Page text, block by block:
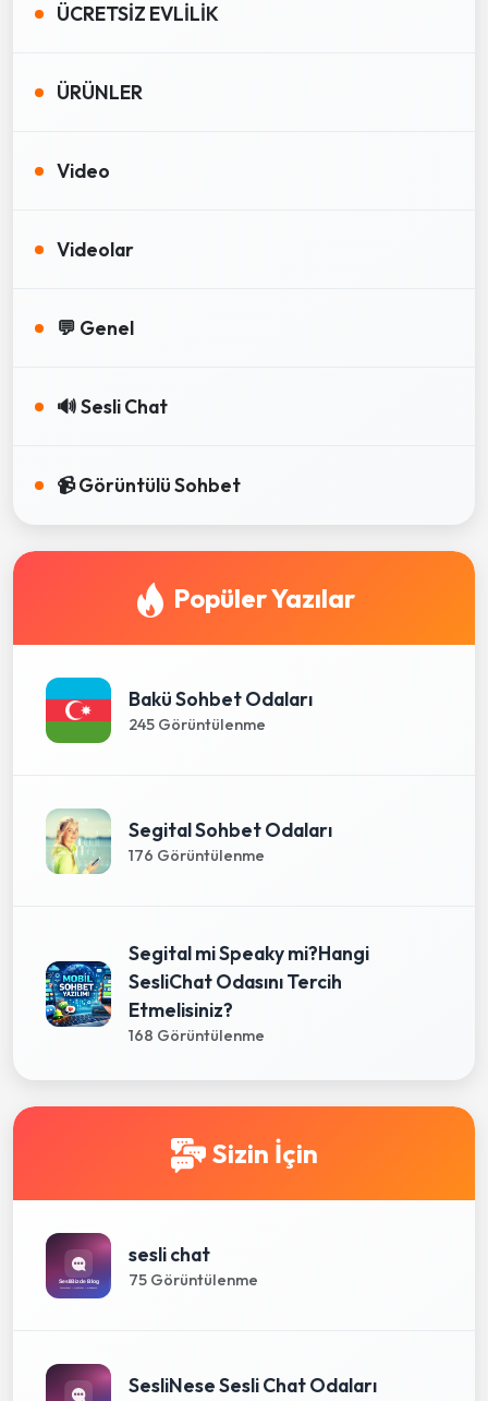
ÜCRETSİZ EVLİLİK
ÜRÜNLER
Video
Videolar
💬 Genel
🔊 Sesli Chat
📹 Görüntülü Sohbet
Popüler Yazılar
Bakü Sohbet Odaları
245 Görüntülenme
Segital Sohbet Odaları
176 Görüntülenme
Segital mi Speaky mi?Hangi
SesliChat Odasını Tercih
Etmelisiniz?
168 Görüntülenme
Sizin İçin
sesli chat
75 Görüntülenme
SesliNese Sesli Chat Odaları